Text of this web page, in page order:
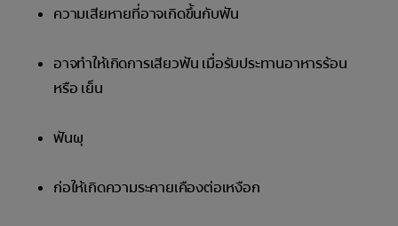
ความเสียหายที่อาจเกิดขึ้นกับฟัน
อาจทำให้เกิดการเสียวฟัน เมื่อรับประทานอาหารร้อน
หรือ เย็น
ฟันผุ
ก่อให้เกิดความระคายเคืองต่อเหงือก